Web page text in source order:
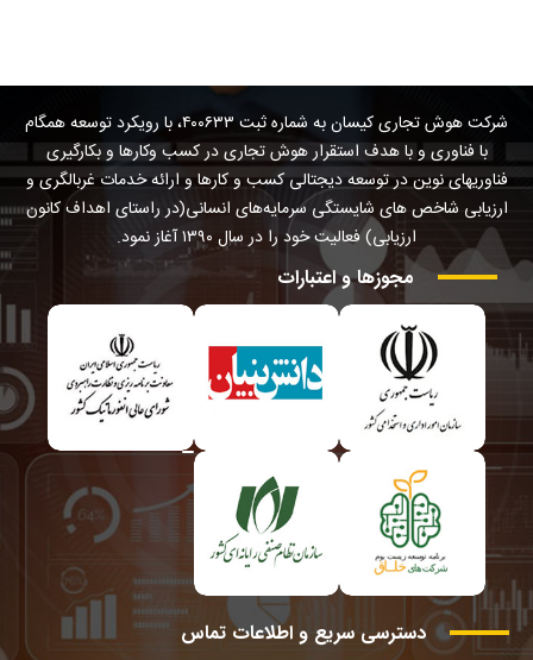
شرکت هوش تجاری کیسان به شماره ثبت ۴۰۰۶۳۳، با رویکرد توسعه همگام
با فناوری و با هدف استقرار هوش تجاری در کسب وکارها و بکارگیری
فناوریهای نوین در توسعه دیجتالی کسب و کارها و ارائه خدمات غربالگری و
ارزیابی شاخص های شایستگی سرمایه‌های انسانی(در راستای اهداف کانون
ارزیابی) فعالیت خود را در سال ۱۳۹۰ آغاز نمود.
مجوزها و اعتبارات
دسترسی سریع و اطلاعات تماس